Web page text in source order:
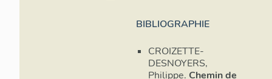
BIBLIOGRAPHIE
CROIZETTE-
DESNOYERS,
Philippe. Chemin de